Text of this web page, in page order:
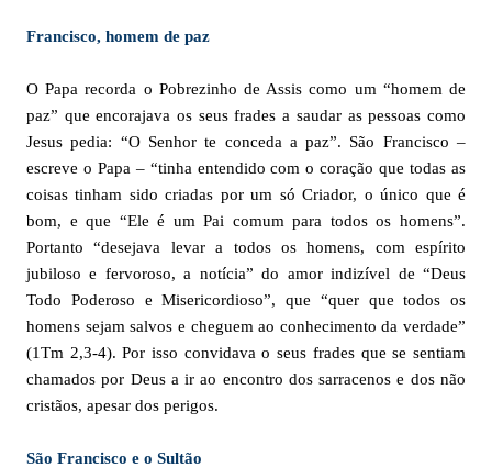
Francisco, homem de paz
O Papa recorda o Pobrezinho de Assis como um “homem de
paz” que encorajava os seus frades a saudar as pessoas como
Jesus pedia: “O Senhor te conceda a paz”. São Francisco –
escreve o Papa – “tinha entendido com o coração que todas as
coisas tinham sido criadas por um só Criador, o único que é
bom, e que “Ele é um Pai comum para todos os homens”.
Portanto “desejava levar a todos os homens, com espírito
jubiloso e fervoroso, a notícia” do amor indizível de “Deus
Todo Poderoso e Misericordioso”, que “quer que todos os
homens sejam salvos e cheguem ao conhecimento da verdade”
(1Tm 2,3-4). Por isso convidava o seus frades que se sentiam
chamados por Deus a ir ao encontro dos sarracenos e dos não
cristãos, apesar dos perigos.
São Francisco e o Sultão